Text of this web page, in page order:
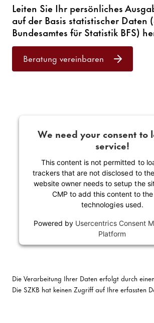
Leiten Sie Ihr persönliches
auf der Basis statistischer Daten
Bundesamtes für Statistik BFS)
Beratung vereinbaren
We need your consent to
service!
This content is not permitted to
trackers that are not disclosed to
website owner needs to setup the
CMP to add this content to
technologies used.
Powered by Usercentrics Consent
Platform
Die Verarbeitung Ihrer Daten erfolgt durch
Die SZKB hat keinen Zugriff auf Ihre erfassten